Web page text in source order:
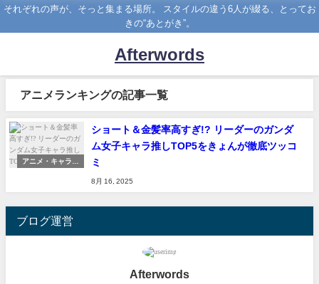
それぞれの声が、そっと集まる場所。 スタイルの違う6人が綴る、とってお
きの“あとがき”。
Afterwords
アニメランキングの記事一覧
アニメ・キャラレ
ショート＆金髪率高すぎ!? リーダーのガンダ
ム女子キャラ推しTOP5をきょんが徹底ツッコ
ミ
8月 16, 2025
ブログ運営
Afterwords